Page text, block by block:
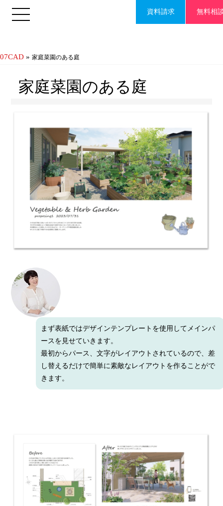
資料請求 無料相
07CAD » 家庭菜園のある庭
家庭菜園のある庭
まず表紙ではデザインテンプレートを使用してメインパ
ースを見せていきます。
最初からパース、文字がレイアウトされているので、差
し替えるだけで簡単に素敵なレイアウトを作ることがで
きます。